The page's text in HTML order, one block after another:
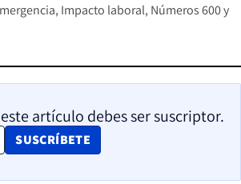
Impacto laboral Números 600 y
artículo debes ser suscriptor.
SUSCRÍBETE
OPENS IN NEW WINDOW